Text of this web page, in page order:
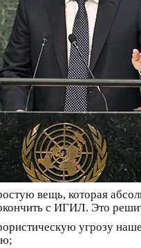
вещь, которая
с ИГИЛ. Это
угрозу